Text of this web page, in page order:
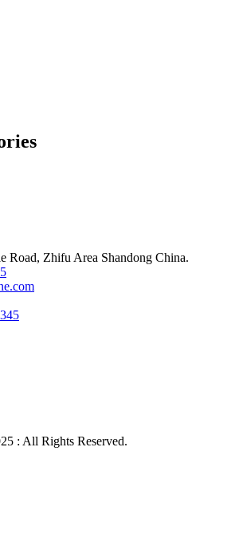
Road, Zhifu Area Shandong China.
: All Rights Reserved.